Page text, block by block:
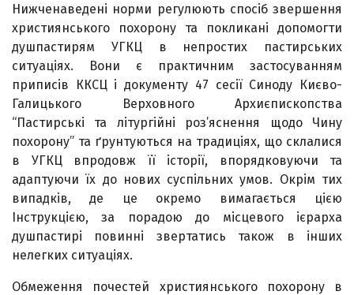
Нижченаведені норми регулюють спосіб звершення
християнського похорону та покликані допомогти
душпастирям УГКЦ в непростих пастирських
ситуаціях. Вони є практичним застосуванням
приписів ККСЦ і документу 47 сесії Синоду Києво-
Галицького Верховного Архиєпископства
“Пастирські та літургійні роз’яснення щодо Чину
похорону” та ґрунтуються на традиціях, що склалися
в УГКЦ впродовж її історії, впорядковуючи та
адаптуючи їх до нових суспільних умов. Окрім тих
випадків, де це окремо вимагається цією
Інструкцією, за порадою до місцевого ієрарха
душпастирі повинні звертатись також в інших
нелегких ситуаціях.
Обмеження почестей християнського похорону в